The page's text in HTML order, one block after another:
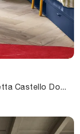
Con questa cameretta Castello Dots Nidi, tra le soluzioni con letti a castello, potrai progettare stanze moderne per bambini.